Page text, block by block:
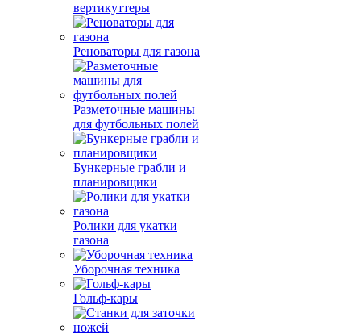
вертикуттеры
Реноваторы для газона
Разметочные машины
для футбольных полей
Бункерные грабли и
планировщики
Ролики для укатки
газона
Уборочная техника
Гольф-кары